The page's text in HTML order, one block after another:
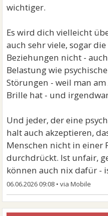
wichtiger.
Es wird dich vielleicht
auch sehr viele, sogar
Beziehungen nicht -
Belastung wie
Störungen - weil man
Brille hat - und
Und jeder, der eine
halt auch akzeptieren,
Menschen nicht in einer
durchdrückt. Ist unfair,
können auch nix dafür -
06.06.2026 09:08 •